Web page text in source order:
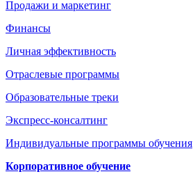
Продажи и маркетинг
Финансы
Личная эффективность
Отраслевые программы
Образовательные треки
Экспресс-консалтинг
Индивидуальные программы обучения
Корпоративное обучение